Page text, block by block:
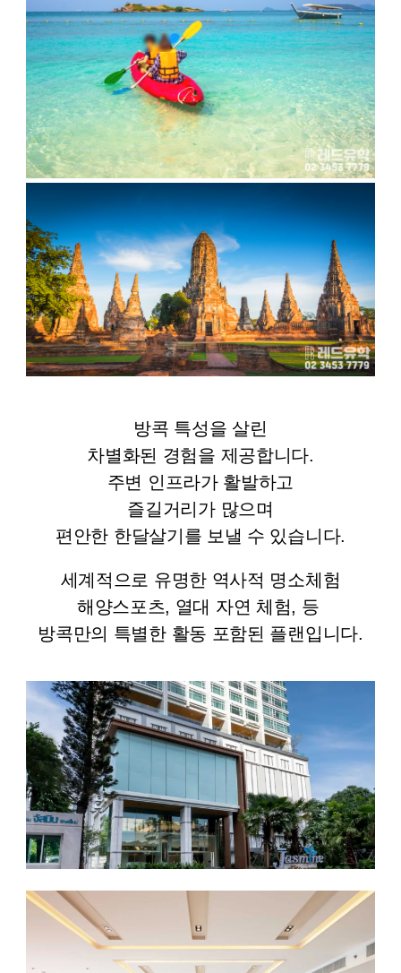
방콕 특성을 살린
차별화된 경험을 제공합니다.
주변 인프라가 활발하고
즐길거리가 많으며
편안한 한달살기를 보낼 수 있습니다.
세계적으로 유명한 역사적 명소체험
해양스포츠, 열대 자연 체험, 등
방콕만의 특별한 활동 포함된 플랜입니다.